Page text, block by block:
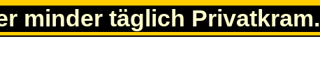
minder täglich Privatkram.